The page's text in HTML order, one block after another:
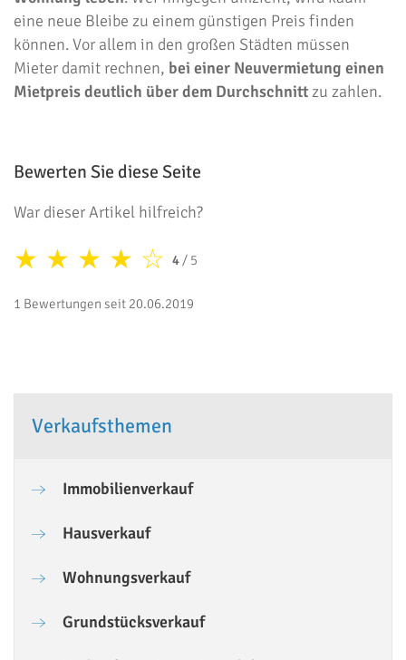
eine neue Bleibe zu einem günstigen Preis finden
können. Vor allem in den großen Städten müssen
Mieter damit rechnen, bei einer Neuvermietung einen
Mietpreis deutlich über dem Durchschnittzu zahlen.
Bewerten Sie diese Seite
War dieser Artikel hilfreich?
☆
★
★
★
★ 4/ 5
1 Bewertungen seit 20.06.2019
Verkaufsthemen
Immobilienverkauf
Hausverkauf
Wohnungsverkauf
Grundstücksverkauf